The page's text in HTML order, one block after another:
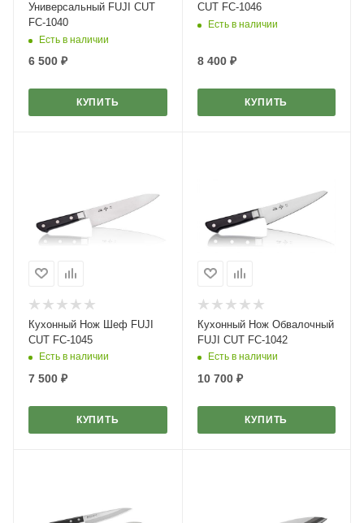
Универсальный FUJI CUT
FC-1040
Есть в наличии
6 500 ₽
КУПИТЬ
CUT FC-1046
Есть в наличии
8 400₽
КУПИТЬ
Кухонный Нож Шеф FUJI
CUT FC-1045
Есть в наличии
7 500 ₽
КУПИТЬ
Кухонный Нож Обвалочный
FUJI CUT FC-1042
Есть в наличии
10 700₽
КУПИТЬ